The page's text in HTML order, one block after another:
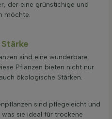
der eine grünstichige und
möchte.
sind eine wunderbare
Pflanzen bieten nicht nur
ökologische Stärken.
sind pflegeleicht und
sie ideal für trockene